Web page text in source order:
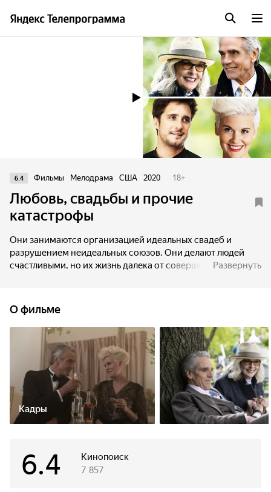
6.4 Фильмы Мелодрама США 2020 18+
Любовь, свадьбы и прочие
катастрофы
Они занимаются организацией идеальных свадеб и
разрушением неидеальных союзов. Они делают людей
счастливыми, но их жизнь далека от совершенства. Они
чудесное и невозможное сплетаются в романтический
узор в судьбах влюбленных пар разных возрастов,
характеров и профессий.
Развернуть
О фильме
Кадры
Кинопоиск
6.4 7 857